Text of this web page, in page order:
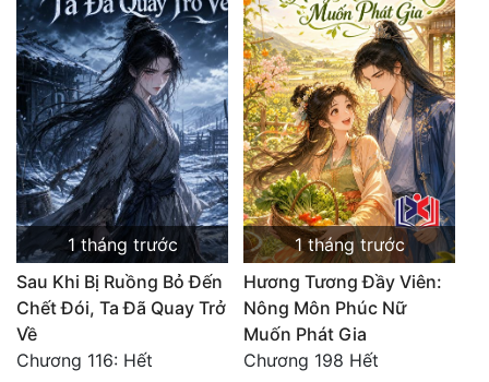
1 tháng trước
Sau Khi Bị Ruồng Bỏ Đến
Chết Đói, Ta Đã Quay Trở
Về
Chương 116: Hết
1 tháng trước
Hương Tương Đầy Viên:
Nông Môn Phúc Nữ
Muốn Phát Gia
Chương 198 Hết